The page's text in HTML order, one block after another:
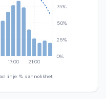
17:00 21:00
0%
25%
50%
75%
linje: % sannolikhet